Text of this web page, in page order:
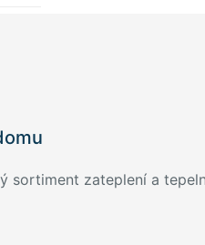
sortiment zateplení a